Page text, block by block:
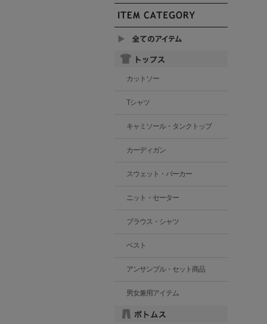
カットソー
Tシャツ
キャミソール・タンクトップ
カーディガン
スウェット・パーカー
ニット・セーター
ブラウス・シャツ
ベスト
アンサンブル・セット商品
男女兼用アイテム